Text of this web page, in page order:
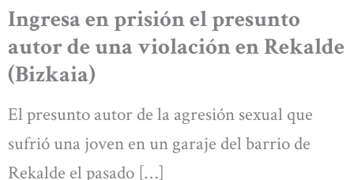
Ingresa en prisión el presunto
autor de una violación en Rekalde
(Bizkaia)
El presunto autor de la agresión sexual que
sufrió una joven en un garaje del barrio de
Rekalde el pasado […]